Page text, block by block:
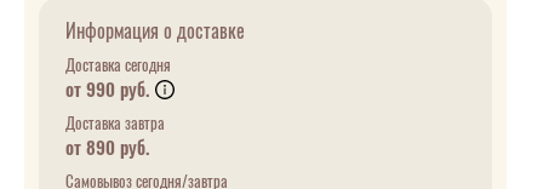
Информация о доставке
Доставка сегодня
от 990 руб.
Доставка завтра
от 890 руб.
Самовывоз сегодня/завтра